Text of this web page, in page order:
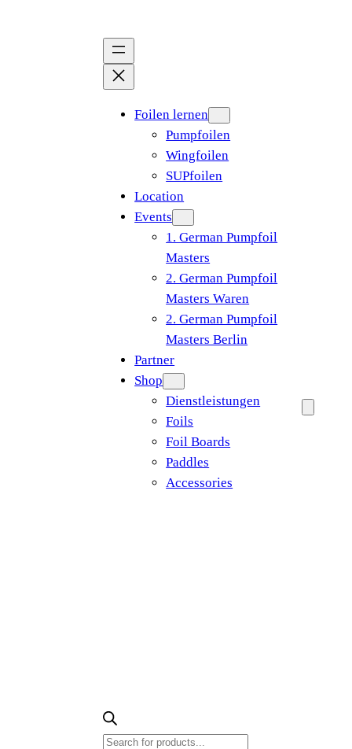
Foilen lernen
Pumpfoilen
Wingfoilen
SUPfoilen
Location
Events
1. German Pumpfoil
Masters
2. German Pumpfoil
Masters Waren
2. German Pumpfoil
Masters Berlin
Partner
Shop
Dienstleistungen
Foils
Foil Boards
Paddles
Accessories
Products